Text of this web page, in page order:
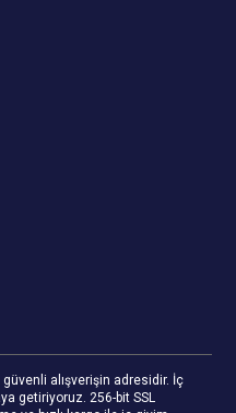
alışverişin adresidir. İç
getiriyoruz. 256-bit SSL